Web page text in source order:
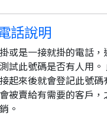
話說明
或是一接就掛的電話
試此號碼是否有人用。
起來後就會登記此號
被賣給有需要的客戶
。